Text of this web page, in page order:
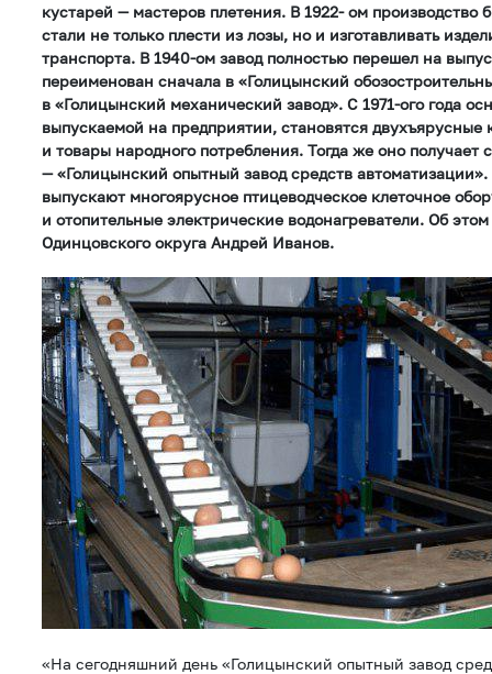
кустарей — мастеров плетения. В 1922- ом
стали не только плести из лозы, но и изготавливать
транспорта. В 1940-ом завод полностью перешел на
переименован сначала в «Голицынский
в «Голицынский механический завод». С 1971-ого года
выпускаемой на предприятии, становятся двухъярусные
и товары народного потребления. Тогда же оно
— «Голицынский опытный завод средств автоматизации».
выпускают многоярусное птицеводческое клеточное
и отопительные электрические водонагреватели. Об этом
Одинцовского округа Андрей Иванов.
«На сегодняшний день «Голицынский опытный завод